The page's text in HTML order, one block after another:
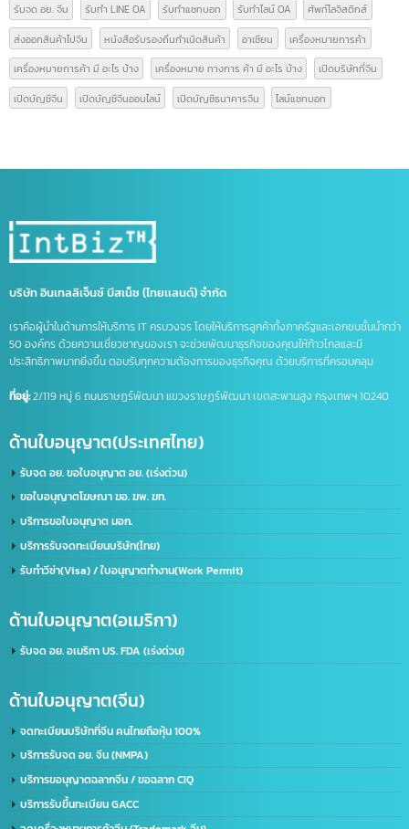
Form E GACC GACC จีน icbc เปิดบัญชีจีน line bot line chat bot
National Medical Products Administration NMPA
การส่งออกสินค้าไปจีน
การเปิดบริษัทที่จีน
ขอสิทธิลดหย่อนภาษี ขึ้นทะเบียน gacc
คนไทยเปิดบริษัทจีน
คนไทยเปิดบริษัทที่จีน
คำศัพท์โลจิสติกส์ คำศัพท์โลจิสติกส์น่ารู้
จดทะเบียนบริษัท
จด อย ประเทศจีน ดูแลบัญชีไลน์ OA ธุรกิจที่จีน
นำเข้าส่งออกจีน
รับจด อย. จีน รับทำ LINE OA
ส่งออกสินค้าไปจีน
หนังสือรับรองถิ่นกำเนิดสินค้า
เครื่องหมายการค้า มี อะไร บ้าง
เครื่องหมาย ทางการ ค้า มี อะไร บ้าง
เปิดบัญชีจีน
เปิดบัญชีจีนออนไลน์ เปิดบัญชีธนาคารจีน ไลน์แชทบอท
บริษัท อินเทลลิเจ็นซ์ บีสเน็ซ (ไทยเเลนด์) จำกัด
เราคือผู้นำในด้านการให้บริการ IT ครบวงจร โดยให้บริการลูกค้าทั้งภาครัฐและเอกชนชั้นนำ
50 องค์กร ด้วยความเชี่ยวชาญของเรา จะช่วยพัฒนาธุรกิจของคุณให้ก้าวไกลและมี
2/119 หมู่ 6 ถนนราษฏร์พัฒนา แขวงราษฏร์พัฒนา เขตสะพานสูง กรุงเทพฯ 10240
ด้านใบอนุญาต(ประเทศไทย)
รับจด อย. ขอใบอนุญาต อย. (เร่งด่วน)
ขอใบอนุญาตโฆษณา ฆอ. ฆพ. ฆท.
บริการขอใบอนุญาต มอก.
บริการรับจดทะเบียนบริษัท(ไทย)
รับทำวีซ่า(Visa) / ใบอนุญาตทำงาน(Work Permit)